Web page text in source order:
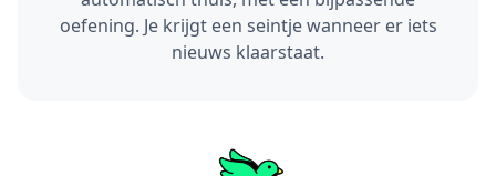
oefening. Je krijgt een seintje wanneer er iets
nieuws klaarstaat.